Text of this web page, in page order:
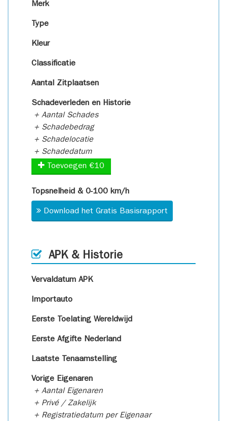
Merk
Type
Kleur
Classificatie
Aantal Zitplaatsen
Schadeverleden en Historie
+ Aantal Schades
+ Schadebedrag
+ Schadelocatie
+ Schadedatum
Toevoegen €10
Topsnelheid & 0-100 km/h
Download het Gratis Basisrapport
APK & Historie
Vervaldatum APK
Importauto
Eerste Toelating Wereldwijd
Eerste Afgifte Nederland
Laatste Tenaamstelling
Vorige Eigenaren
+ Aantal Eigenaren
+ Privé / Zakelijk
+ Registratiedatum per Eigenaar